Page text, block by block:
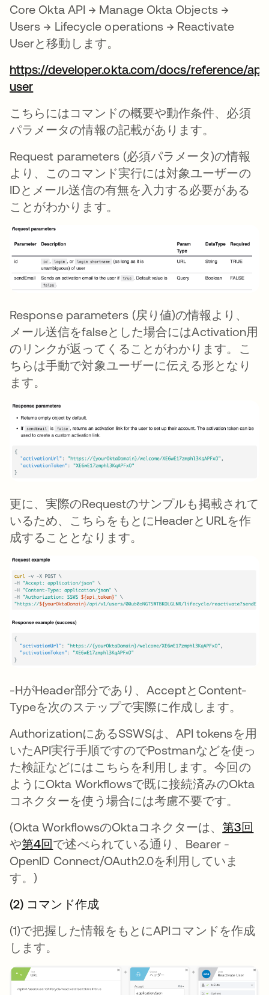
Core Okta API → Manage Okta Objects →
Users → Lifecycle operations → Reactivate
Userと移動します。
https://developer.okta.com/docs/reference/
user
こちらにはコマンドの概要や動作条件、必須
パラメータの情報の記載があります。
Request parameters (必須パラメータ)の情報
より、このコマンド実行には対象ユーザーの
IDとメール送信の有無を入力する必要がある
ことがわかります。
Response parameters (戻り値)の情報より、
メール送信をfalseとした場合にはActivation用
のリンクが返ってくることがわかります。こ
ちらは手動で対象ユーザーに伝える形となり
ます。
更に、実際のRequestのサンプルも掲載されて
いるため、こちらをもとにHeaderとURLを作
成することとなります。
-HがHeader部分であり、AcceptとContent-
Typeを次のステップで実際に作成します。
AuthorizationにあるSSWSは、API tokensを用
いたAPI実行手順ですのでPostmanなどを使っ
た検証などにはこちらを利用します。今回の
ようにOkta Workflowsで既に接続済みのOkta
コネクターを使う場合には考慮不要です。
(Okta WorkflowsのOktaコネクターは、第3回
や第4回新しいタブで開く
で述べられている通り、Bearer -
OpenID Connect/OAuth2.0を利用していま
す。)
(2) コマンド作成
(1)で把握した情報をもとにAPIコマンドを作成
します。